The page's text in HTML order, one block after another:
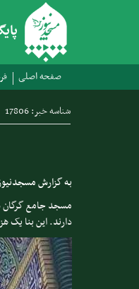
صفحه اصلی
شناسه خبر: 17806
به گزارش
مسجد جامع گرگان
دارند. این بنا یک هزار و ۶۰۰ مترمربع مساحت دارد و از ۲ ایوان